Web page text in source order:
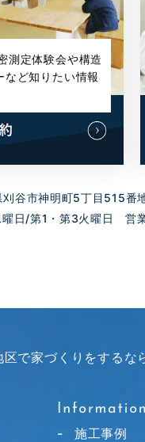
測定体験会や構造
など知りたい情報
谷市神明町5丁目515番
/第1・第3火曜日 営
で家づくりをするな
施工事例